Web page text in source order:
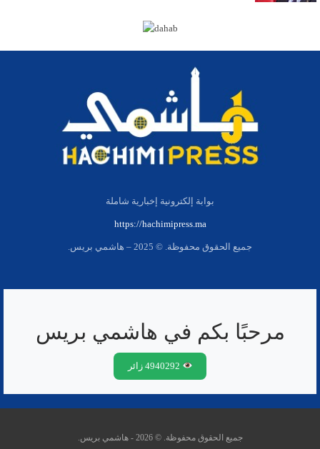
بوابة إلكترونية إخبارية شاملة
https://hachimipress.ma
جميع الحقوق محفوظة. © 2025 – هاشمي بريس.
مرحبًا بكم في هاشمي بريس
جميع الحقوق محفوظة. © 2026 - هاشمي بريس.